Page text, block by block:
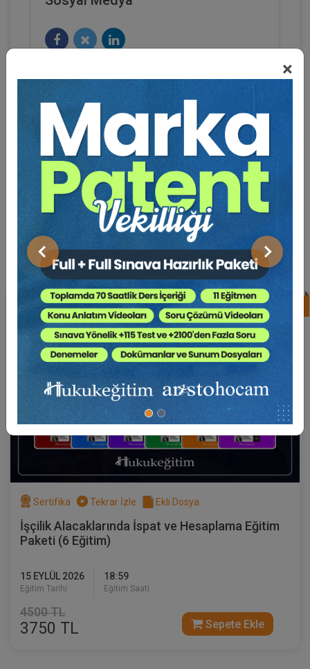
×
Önceki Sonraki
BENZER EĞITIMLER
Süper Abone Ol: Sadece 1290 TL / Aylık
Av. Ahmet EVCİMEN
Sertifika Tekrar İzle Ekli Dosya
İşçilik Alacaklarında İspat ve Hesaplama Eğitim
Paketi (6 Eğitim)
15 EYLÜL 2026
Eğitim Tarihi
18:59
Eğitim Saati
4500 TL
3750 TL Sepete Ekle